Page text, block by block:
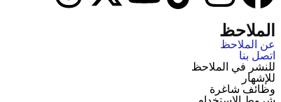
الملاحظ
عن الملاحظ
اتصل بنا
للنشر في الملاحظ
للإشهار
وظائف شاغرة